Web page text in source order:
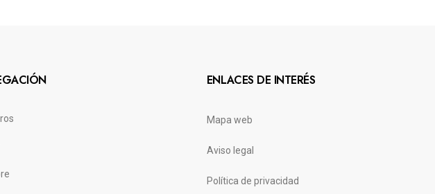
ENLACES DE INTERÉS
Mapa web
Aviso legal
Política de privacidad